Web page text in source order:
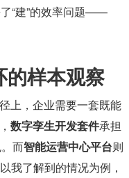
“建”的效率问题——
的样本观察
上，企业需要一套既能
数字孪生开发套件承担
而智能运营中心平台则
我了解到的情况为例，